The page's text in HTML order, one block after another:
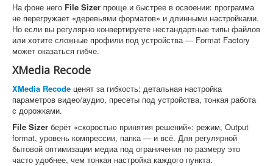
На фоне него File Sizer проще и быстрее в освоении: программа
не перегружает «деревьями форматов» и длинными настройками.
Но если вы регулярно конвертируете нестандартные типы файлов
или хотите сложные профили под устройства — Format Factory
может оказаться гибче.
XMedia Recode
XMedia Recode ценят за гибкость: детальная настройка
параметров видео/аудио, пресеты под устройства, тонкая работа
с дорожками.
File Sizer берёт «скоростью принятия решений»: режим, Output
format, уровень компрессии, папка — и всё. Для регулярной
бытовой оптимизации медиа под ограничения по размеру это
часто удобнее, чем тонкая настройка каждого пункта.